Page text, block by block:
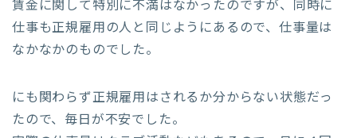
賃金に関して特別に不満はなかったのですが、同時に
仕事も正規雇用の人と同じようにあるので、仕事量は
なかなかのものでした。
にも関わらず正規雇用はされるか分からない状態だっ
たので、毎日が不安でした。